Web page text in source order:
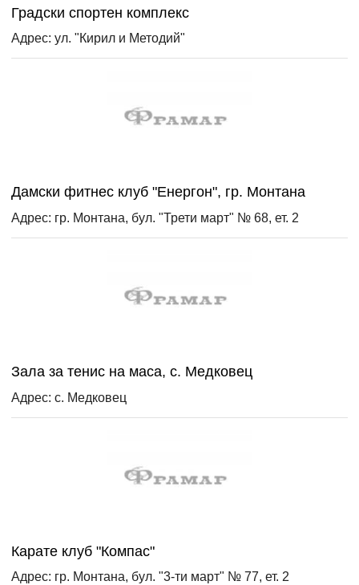
Градски спортен комплекс
Адрес: ул. "Кирил и Методий"
Дамски фитнес клуб "Енергон", гр. Монтана
Адрес: гр. Монтана, бул. "Трети март" № 68, ет. 2
Зала за тенис на маса, с. Медковец
Адрес: с. Медковец
Карате клуб "Компас"
Адрес: гр. Монтана, бул. "3-ти март" № 77, ет. 2